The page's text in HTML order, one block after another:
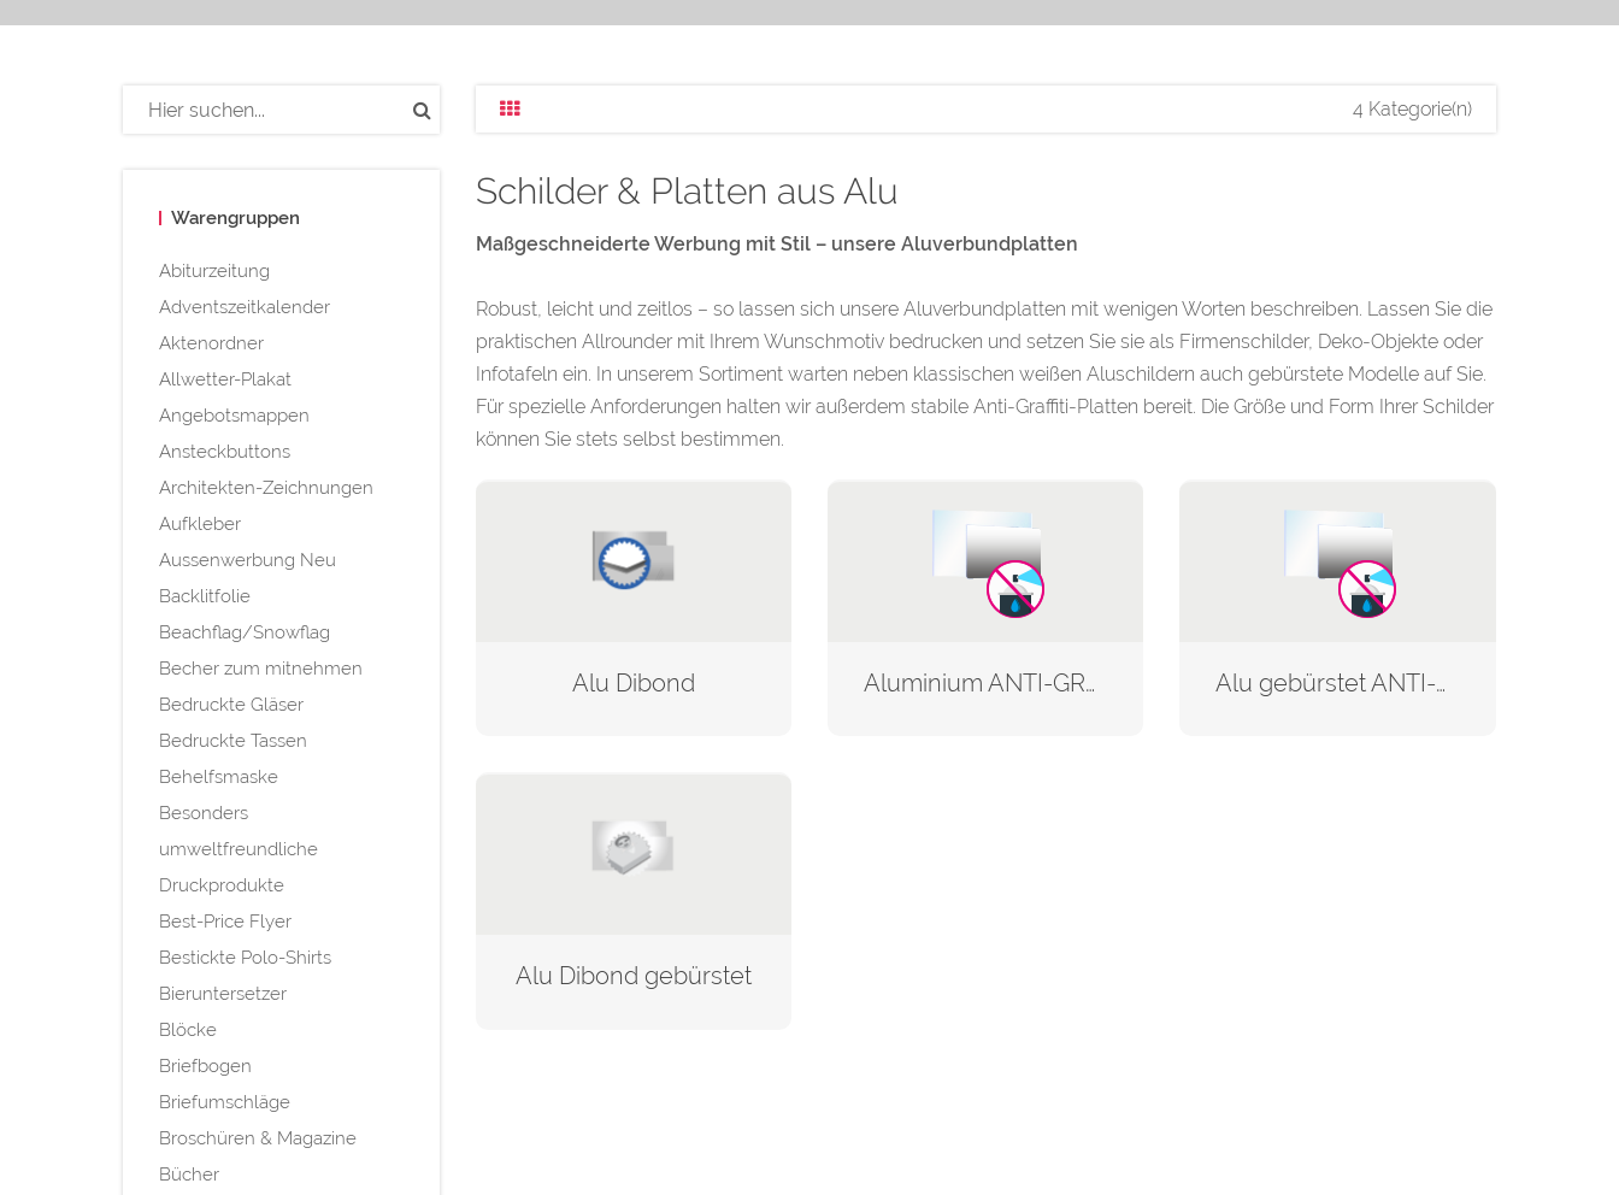
Warengruppen
Abiturzeitung
Adventszeitkalender
Aktenordner
Allwetter-Plakat
Angebotsmappen
Ansteckbuttons
Architekten-Zeichnungen
Aufkleber
Aussenwerbung Neu
Backlitfolie
Beachflag/Snowflag
Becher zum mitnehmen
Bedruckte Gläser
Bedruckte Tassen
Behelfsmaske
Besonders
umweltfreundliche
Druckprodukte
Best-Price Flyer
Bestickte Polo-Shirts
Bieruntersetzer
Blöcke
Briefbogen
Briefumschläge
Broschüren & Magazine
Bücher
4 Kategorie(n)
Schilder & Platten aus Alu
Maßgeschneiderte Werbung mit Stil – unsere Aluverbundplatten
Robust, leicht und zeitlos – so lassen sich unsere Aluverbundplatten mit wenigen Worten beschreiben. Lassen Sie die
praktischen Allrounder mit Ihrem Wunschmotiv bedrucken und setzen Sie sie als Firmenschilder, Deko-Objekte oder
Infotafeln ein. In unserem Sortiment warten neben klassischen weißen Aluschildern auch gebürstete Modelle auf Sie.
Für spezielle Anforderungen halten wir außerdem stabile Anti-Graffiti-Platten bereit. Die Größe und Form Ihrer Schilder
können Sie stets selbst bestimmen.
Alu Dibond Aluminium ANTI-GRAFFITI Alu gebürstet ANTI-GRAFFITI
Alu Dibond gebürstet